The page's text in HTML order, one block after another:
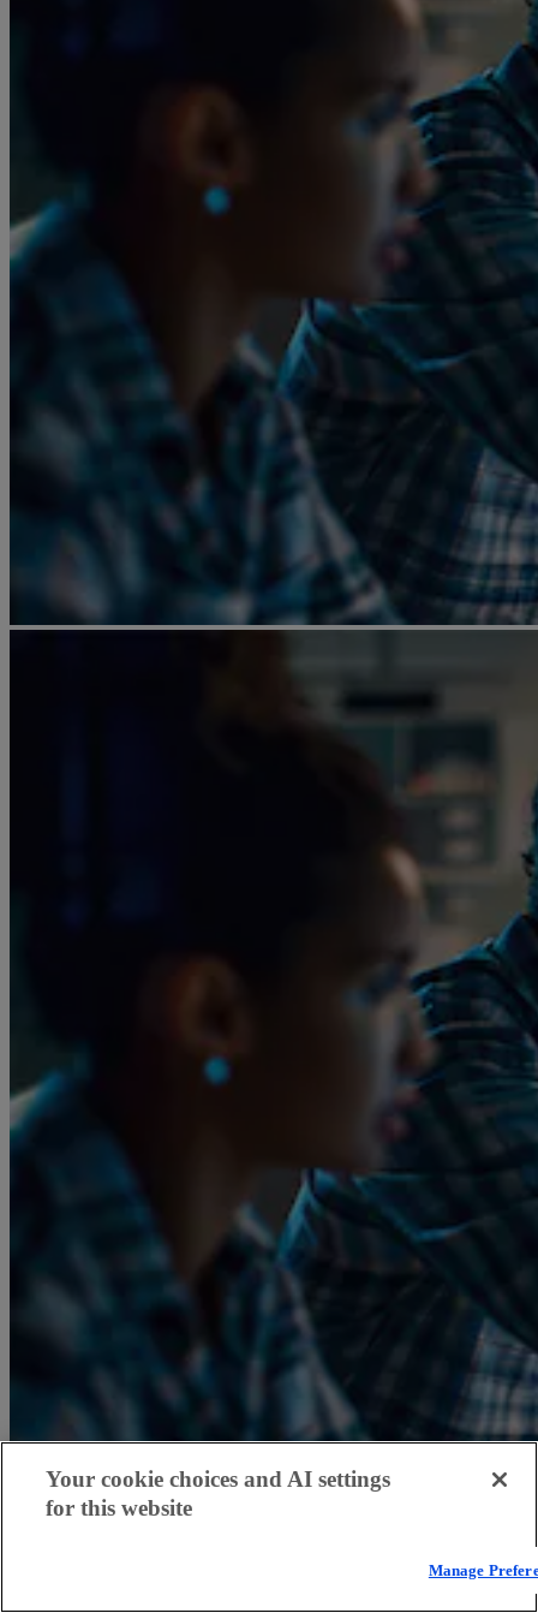
Your cookie choices and AI settings
for this website
Manage